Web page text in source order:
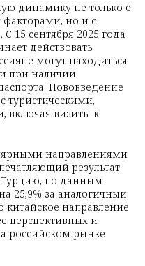
динамику не только с
но и с
15 сентября 2025 года
действовать
могут находиться
при наличии
Нововведение
туристическими,
включая визиты к
направлениями
результат.
Турцию, по данным
25,9% за аналогичный
китайское направление
перспективных и
российском рынке